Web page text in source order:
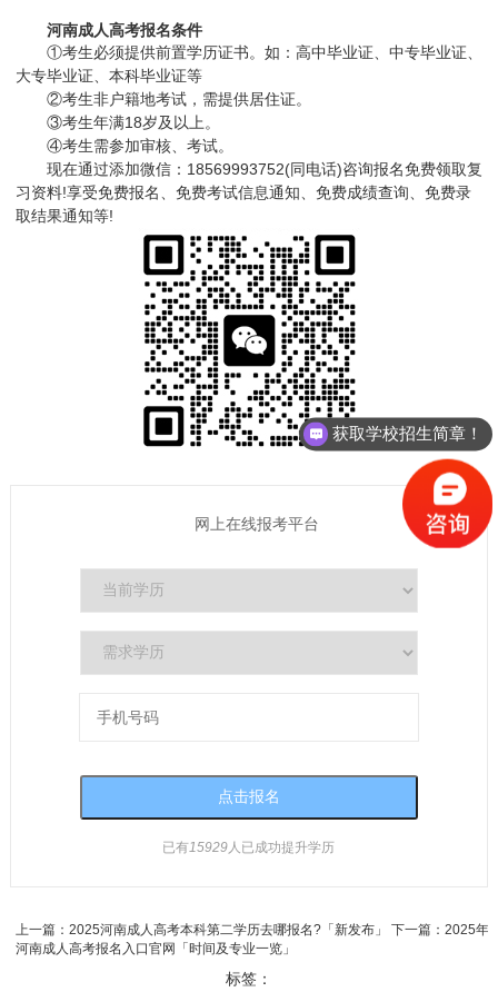
河南成人高考报名条件
①考生必须提供前置学历证书。如：高中毕业证、中专毕业证、
大专毕业证、本科毕业证等
②考生非户籍地考试，需提供居住证。
③考生年满18岁及以上。
④考生需参加审核、考试。
现在通过添加微信：18569993752(同电话)咨询报名免费领取复
习资料!享受免费报名、免费考试信息通知、免费成绩查询、免费录
取结果通知等!
网上在线报考平台
已有15929人已成功提升学历
上一篇： 2025河南成人高考本科第二学历去哪报名?「新发布」 下一篇： 2025年
河南成人高考报名入口官网「时间及专业一览」
标签：
获取学校招生简章！